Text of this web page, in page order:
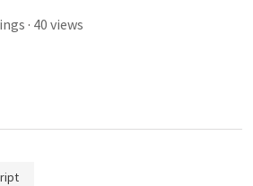
· 40 views